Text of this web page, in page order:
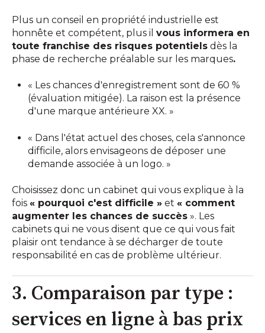
Plus un conseil en propriété industrielle est
honnête et compétent, plus il vous informera en
toute franchise des risques potentiels dès la
phase de recherche préalable sur les marques.
« Les chances d'enregistrement sont de 60 %
(évaluation mitigée). La raison est la présence
d'une marque antérieure XX. »
« Dans l'état actuel des choses, cela s'annonce
difficile, alors envisageons de déposer une
demande associée à un logo. »
Choisissez donc un cabinet qui vous explique à la
fois « pourquoi c'est difficile » et « comment
augmenter les chances de succès ». Les
cabinets qui ne vous disent que ce qui vous fait
plaisir ont tendance à se décharger de toute
responsabilité en cas de problème ultérieur.
3. Comparaison par type :
services en ligne à bas prix